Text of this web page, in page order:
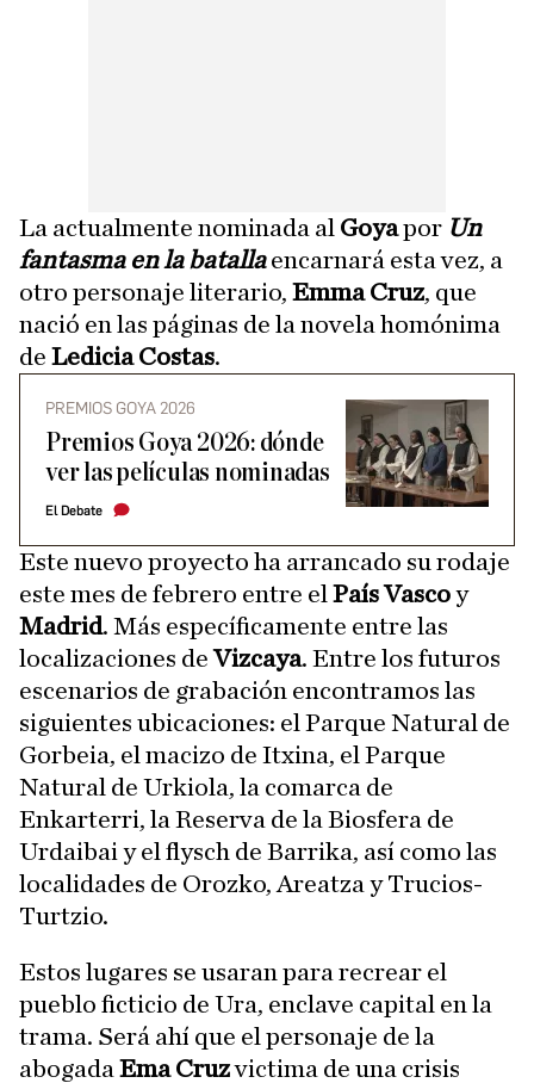
La actualmente nominada al Goyapor Un
fantasma en la batallaencarnará esta vez, a
otro personaje literario, Emma Cruz, que
nació en las páginas de la novela homónima
de Ledicia Costas.
PREMIOS GOYA 2026
Premios Goya 2026: dónde
ver las películas nominadas
El Debate
Este nuevo proyecto ha arrancado su rodaje
este mes de febrero entre el País Vascoy
Madrid. Más específicamente entre las
localizaciones deVizcaya. Entre los futuros
escenarios de grabación encontramos las
siguientes ubicaciones: el Parque Natural de
Gorbeia, el macizo de Itxina, el Parque
Natural de Urkiola, la comarca de
Enkarterri, la Reserva de la Biosfera de
Urdaibai y el flysch de Barrika, así como las
localidades de Orozko, Areatza y Trucios-
Turtzio.
Estos lugares se usaran para recrear el
pueblo ficticio de Ura, enclave capital en la
trama. Será ahí que el personaje de la
abogada Ema Cruzvictima de una crisis